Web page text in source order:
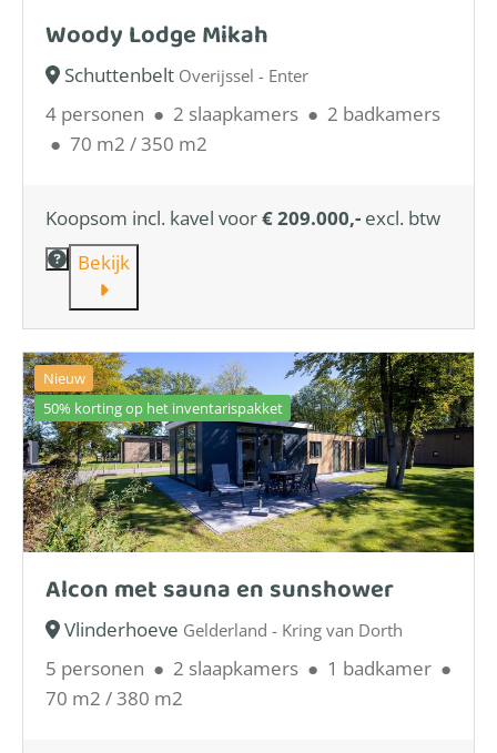
Woody Lodge Mikah
Schuttenbelt Overijssel - Enter
4 personen ● 2 slaapkamers ● 2 badkamers
● 70 m2 / 350 m2
Koopsom incl. kavel voor€ 209.000,- excl. btw
Bekijk
Nieuw
50% korting op het inventarispakket
Alcon met sauna en sunshower
Vlinderhoeve Gelderland - Kring van Dorth
5 personen ● 2 slaapkamers ● 1 badkamer ●
70 m2 / 380 m2